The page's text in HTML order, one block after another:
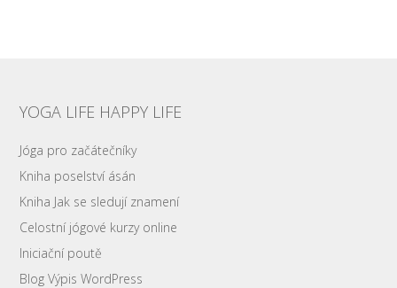
YOGA LIFE HAPPY LIFE
Jóga pro začátečníky
Kniha poselství ásán
Kniha Jak se sledují znamení
Celostní jógové kurzy online
Iniciační poutě
Blog Výpis WordPress